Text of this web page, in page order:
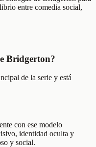
entre comedia social,
Bridgerton?
de la serie y está
con ese modelo
identidad oculta y
y social.